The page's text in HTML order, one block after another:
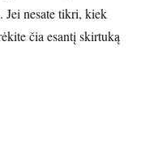
Jei nesate tikri, kiek
čia esantį skirtuką